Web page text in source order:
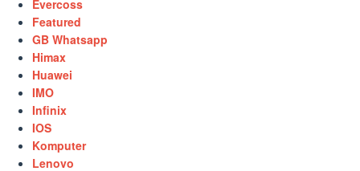
Evercoss
Featured
GB Whatsapp
Himax
Huawei
IMO
Infinix
IOS
Komputer
Lenovo